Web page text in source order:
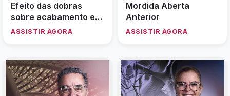
Efeito das dobras
sobre acabamento e
finalização ortodônticas
ASSISTIR AGORA
Mordida Aberta
Anterior
ASSISTIR AGORA